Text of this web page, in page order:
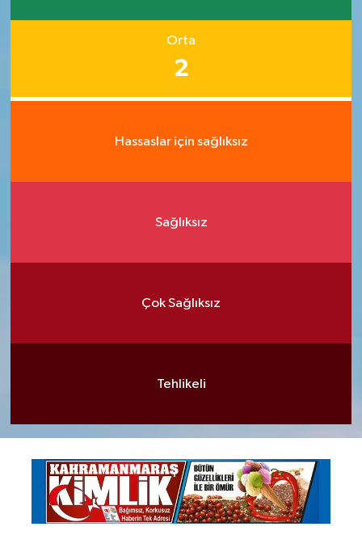
Orta
2
Hassaslar için sağlıksız
Sağlıksız
Çok Sağlıksız
Tehlikeli